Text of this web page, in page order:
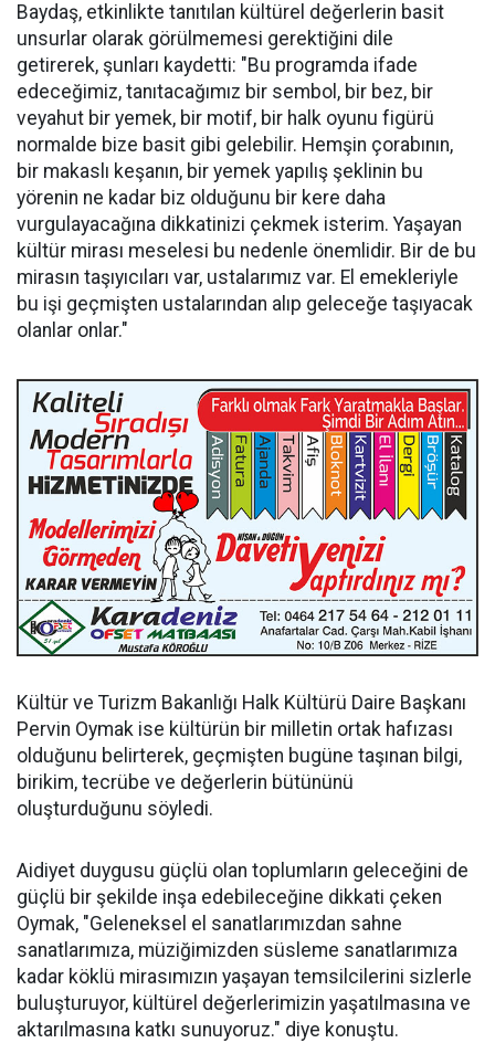
Baydaş, etkinlikte tanıtılan kültürel değerlerin basit
unsurlar olarak görülmemesi gerektiğini dile
getirerek, şunları kaydetti: "Bu programda ifade
edeceğimiz, tanıtacağımız bir sembol, bir bez, bir
veyahut bir yemek, bir motif, bir halk oyunu figürü
normalde bize basit gibi gelebilir. Hemşin çorabının,
bir makaslı keşanın, bir yemek yapılış şeklinin bu
yörenin ne kadar biz olduğunu bir kere daha
vurgulayacağına dikkatinizi çekmek isterim. Yaşayan
kültür mirası meselesi bu nedenle önemlidir. Bir de bu
mirasın taşıyıcıları var, ustalarımız var. El emekleriyle
bu işi geçmişten ustalarından alıp geleceğe taşıyacak
olanlar onlar."
Kültür ve Turizm Bakanlığı Halk Kültürü Daire Başkanı
Pervin Oymak ise kültürün bir milletin ortak hafızası
olduğunu belirterek, geçmişten bugüne taşınan bilgi,
birikim, tecrübe ve değerlerin bütününü
oluşturduğunu söyledi.
Aidiyet duygusu güçlü olan toplumların geleceğini de
güçlü bir şekilde inşa edebileceğine dikkati çeken
Oymak, "Geleneksel el sanatlarımızdan sahne
sanatlarımıza, müziğimizden süsleme sanatlarımıza
kadar köklü mirasımızın yaşayan temsilcilerini sizlerle
buluşturuyor, kültürel değerlerimizin yaşatılmasına ve
aktarılmasına katkı sunuyoruz." diye konuştu.